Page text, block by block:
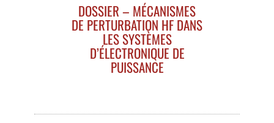
DOSSIER – MÉCANISMES
DE PERTURBATION HF DANS
LES SYSTÈMES
D’ÉLECTRONIQUE DE
PUISSANCE